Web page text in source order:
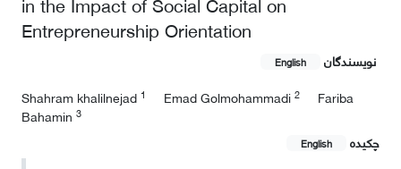
Entrepreneurship Orientation
نویسندگان English
Shahram khalilnejad 1 Emad Golmohammadi 2
Fariba
Bahamin 3
چکیده English